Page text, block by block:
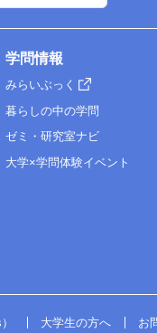
学問情報
みらいぶっく
暮らしの中の学問
ゼミ・研究室ナビ
大学×学問体験イベント
大学生の方へ お